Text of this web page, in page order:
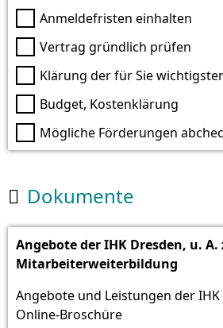
Anmeldefristen einhalten
Vertrag gründlich prüfen
Klärung der für Sie
Budget, Kostenklärung
Mögliche Förderungen
 Dokumente
Angebote der IHK Dresden, u. A.
Mitarbeiterweiterbildung
Angebote und Leistungen der IHK
Online-Broschüre